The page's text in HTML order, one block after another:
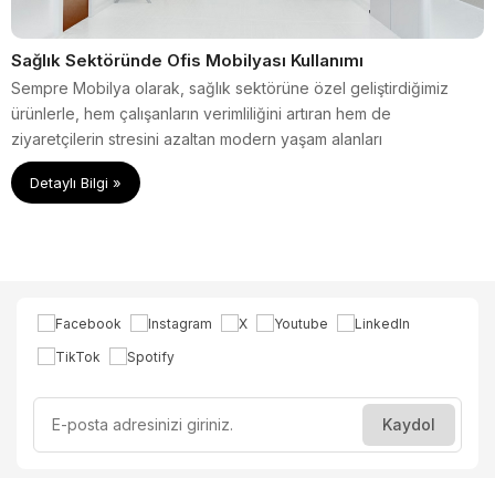
Sağlık Sektöründe Ofis Mobilyası Kullanımı
Sempre Mobilya olarak, sağlık sektörüne özel geliştirdiğimiz
ürünlerle, hem çalışanların verimliliğini artıran hem de
ziyaretçilerin stresini azaltan modern yaşam alanları
oluşturuyoruz.
Detaylı Bilgi »